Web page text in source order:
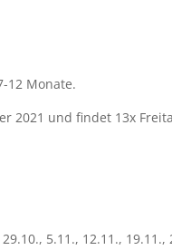
12 Monate.
2021 und findet 13x
5.11., 12.11., 19.11.,